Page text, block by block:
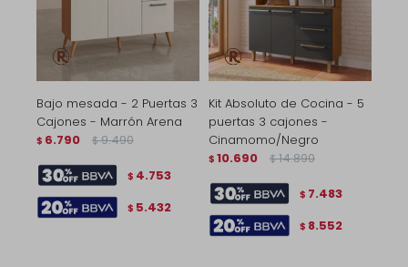
Bajo mesada - 2 Puertas 3
Cajones - Marrón Arena
$ 6.790 $ 9.490
$ 4.753
$ 5.432
Kit Absoluto de Cocina - 5
puertas 3 cajones -
Cinamomo/Negro
$ 10.690 $ 14.890
$ 7.483
$ 8.552